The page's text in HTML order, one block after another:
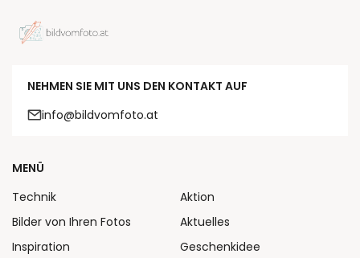
NEHMEN SIE MIT UNS DEN KONTAKT AUF
info@bildvomfoto.at
MENÜ
Technik
Bilder von Ihren Fotos
Inspiration
Aktion
Aktuelles
Geschenkidee